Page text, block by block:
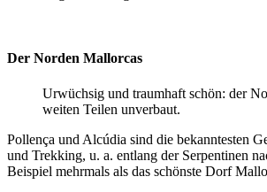
Der Norden Mallorcas
Urwüchsig und traumhaft schön: der
weiten Teilen unverbaut.
Pollença und Alcúdia sind die bekanntesten
und Trekking, u. a. entlang der Serpentinen
Beispiel mehrmals als das schönste Dorf